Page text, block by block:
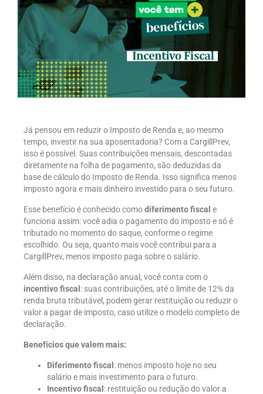
Já pensou em reduzir o Imposto de Renda e, ao mesmo
tempo, investir na sua aposentadoria? Com a CargillPrev,
isso é possível. Suas contribuições mensais, descontadas
diretamente na folha de pagamento, são deduzidas da
base de cálculo do Imposto de Renda. Isso significa menos
imposto agora e mais dinheiro investido para o seu futuro.
Esse benefício é conhecido comodiferimento fiscal e
funciona assim: você adia o pagamento do imposto e só é
tributado no momento do saque, conforme o regime
escolhido. Ou seja, quanto mais você contribui para a
CargillPrev, menos imposto paga sobre o salário.
Além disso, na declaração anual, você conta com o
incentivo fiscal : suas contribuições, até o limite de 12% da
renda bruta tributável, podem gerar restituição ou reduzir o
valor a pagar de imposto, caso utilize o modelo completo de
declaração.
Benefícios que valem mais:
Diferimento fiscal : menos imposto hoje no seu
salário e mais investimento para o futuro.
Incentivo fiscal : restituição ou redução do valor a